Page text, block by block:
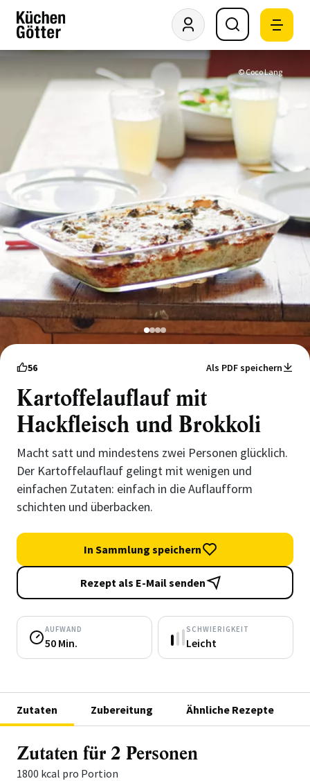
© Coco Lang
1234
56 Als PDF speichern
Kartoffelauflauf mit
Hackfleisch und Brokkoli
Macht satt und mindestens zwei Personen glücklich.
Der Kartoffelauflauf gelingt mit wenigen und
einfachen Zutaten: einfach in die Auflaufform
schichten und überbacken.
In Sammlung speichern
Rezept als E-Mail senden
AUFWAND
50 Min.
SCHWIERIGKEIT
Leicht
Zutaten Zubereitung Ähnliche Rezepte
Zutaten für 2 Personen
1800 kcal pro Portion